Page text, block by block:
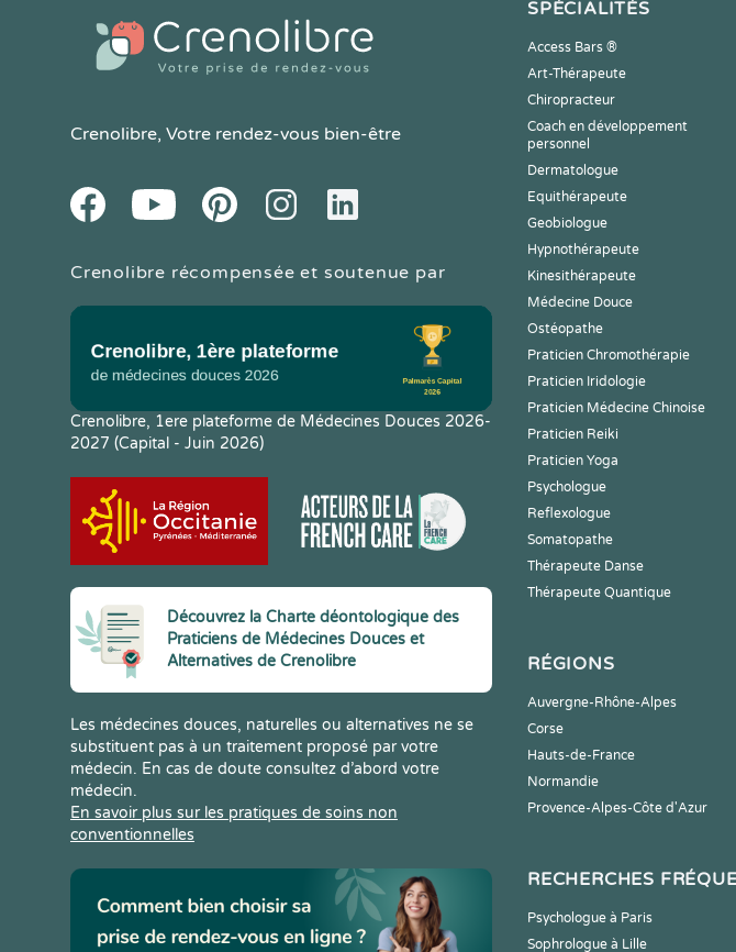
Crenolibre, Votre rendez-vous bien-être
FacebookYoutube PinteresetInstagramLinkedIn
Crenolibre récompensée et soutenue par
Crenolibre, 1ere plateforme de Médecines Douces 2026-
2027 (Capital - Juin 2026)
Découvrez la Charte déontologique des
Praticiens de Médecines Douces et
Alternatives de Crenolibre
Les médecines douces, naturelles ou alternatives ne se
substituent pas à un traitement proposé par votre
médecin. En cas de doute consultez d’abord votre
médecin.
En savoir plus sur les pratiques de soins non
conventionnelles
SPÉCIALITÉS
Access Bars ®
Art-Thérapeute
Chiropracteur
Coach en développement
personnel
Dermatologue
Equithérapeute
Geobiologue
Hypnothérapeute
Kinesithérapeute
Médecine Douce
Ostéopathe
Praticien Chromothérapie
Praticien Iridologie
Praticien Médecine Chinoise
Praticien Reiki
Praticien Yoga
Psychologue
Reflexologue
Somatopathe
Thérapeute Danse
Thérapeute Quantique
RÉGIONS
Auvergne-Rhône-Alpes
Corse
Hauts-de-France
Normandie
Provence-Alpes-Côte d'Azur
RECHERCHES
Psychologue à Paris
Sophrologue à Lille